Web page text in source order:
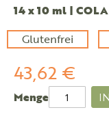
14 x 10 ml |
Glutenfrei
43,62 €
Menge